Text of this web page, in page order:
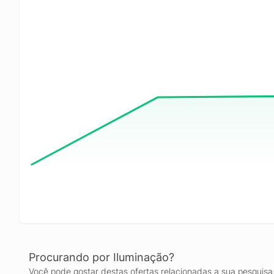
Procurando por Iluminação?
Você pode gostar destas ofertas relacionadas a sua